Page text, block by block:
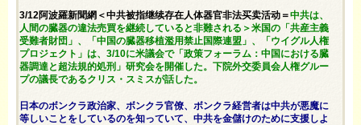
3/12阿波羅新聞網＜中共被指继续存在人体器官非法买卖活动＝中共は、
人間の臓器の違法売買を継続していると非難される＞米国の「共産主義
受難者財団」、「中国の臓器移植濫用禁止国際連盟」、「ウイグル人権
プロジェクト」は、3/10に米議会で「政策フォーラム：中国における臓
器調達と超法規的処刑」研究会を開催した。下院外交委員会人権グルー
プの議長であるクリス・スミスが話した。
日本のボンクラ政治家、ボンクラ官僚、ボンクラ経営者は中共が悪魔に
等しいことをしているのを知っていて、中共を金儲けのために支援しよ